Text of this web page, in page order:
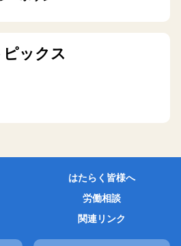
ックス
はたらく皆様へ
労働相談
関連リンク